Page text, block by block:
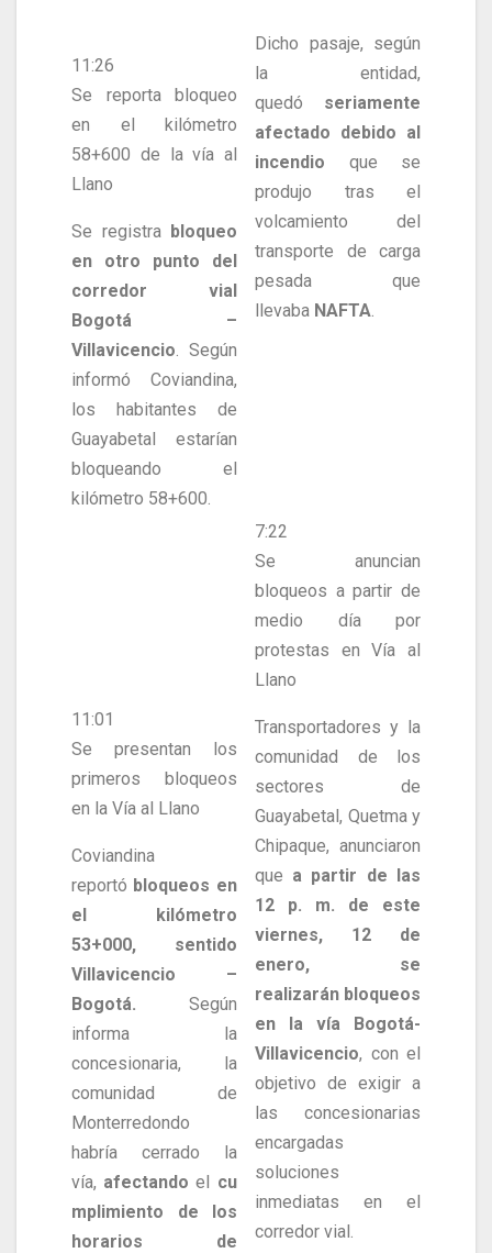
11:26
Se reporta bloqueo
en el kilómetro
58+600 de la vía al
Llano
Se registra bloqueo
en otro punto del
corredor vial
Bogotá –
Villavicencio. Según
informó Coviandina,
los habitantes de
Guayabetal estarían
bloqueando el
kilómetro 58+600.
11:01
Se presentan los
primeros bloqueos
en la Vía al Llano
Coviandina
reportó bloqueos en
el kilómetro
53+000, sentido
Villavicencio –
Bogotá. Según
informa la
concesionaria, la
comunidad de
Monterredondo
habría cerrado la
vía, afectando el cu
mplimiento de los
horarios de
Dicho pasaje, según
la entidad,
quedó seriamente
afectado debido al
incendio que se
produjo tras el
volcamiento del
transporte de carga
pesada que
llevaba NAFTA.
7:22
Se anuncian
bloqueos a partir de
medio día por
protestas en Vía al
Llano
Transportadores y la
comunidad de los
sectores de
Guayabetal, Quetma y
Chipaque, anunciaron
que a partir de las
12 p. m. de este
viernes, 12 de
enero, se
realizarán bloqueos
en la vía Bogotá-
Villavicencio, con el
objetivo de exigir a
las concesionarias
encargadas
soluciones
inmediatas en el
corredor vial.